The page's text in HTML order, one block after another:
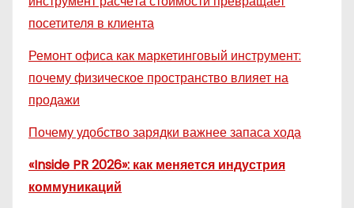
посетителя в клиента
Ремонт офиса как маркетинговый инструмент:
почему физическое пространство влияет на
продажи
Почему удобство зарядки важнее запаса хода
«Inside PR 2026»: как меняется индустрия
коммуникаций